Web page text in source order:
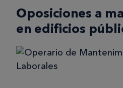
Oposiciones a
en edificios